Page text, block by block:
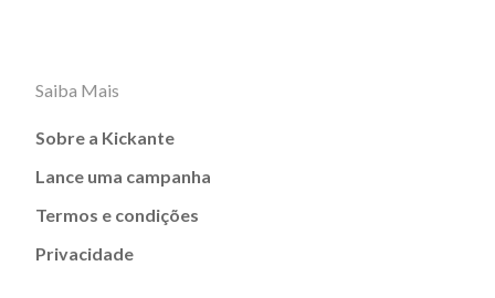
Saiba Mais
Sobre a Kickante
Lance uma campanha
Termos e condições
Privacidade